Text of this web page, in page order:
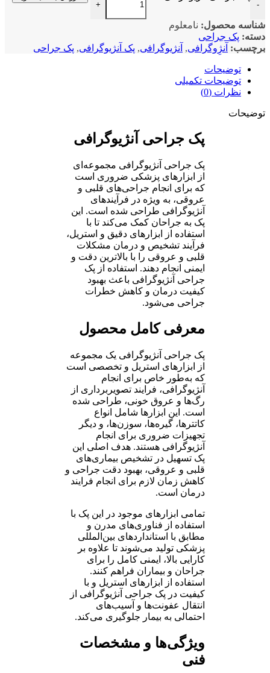
محصول:نامعلوم
پک جراحی
آنژِوگرافی آنژیوگرافی پک آنژیوگرافی پک جراحی
توضیحات
توضیحات تکمیلی
نظرات (0)
پک جراحی آنژیوگرافی
پک جراحی آنژیوگرافی مجموعه‌ای
از ابزارهای پزشکی ضروری است
که برای انجام جراحی‌های قلبی و
عروقی، به ویژه در فرآیندهای
آنژیوگرافی طراحی شده است. این
پک به جراحان کمک می‌کند تا با
استفاده از ابزارهای دقیق و استریل،
فرآیند تشخیص و درمان مشکلات
قلبی و عروقی را با بالاترین دقت و
ایمنی انجام دهند. استفاده از پک
جراحی آنژیوگرافی باعث بهبود
کیفیت درمان و کاهش خطرات
جراحی می‌شود.
معرفی کامل محصول
پک جراحی آنژیوگرافی یک مجموعه
از ابزارهای استریل و تخصصی است
که به‌طور خاص برای انجام
آنژیوگرافی، فرایند تصویربرداری از
رگ‌ها و عروق خونی، طراحی شده
است. این ابزارها شامل انواع
کاتترها، گیره‌ها، سوزن‌ها، و دیگر
تجهیزات ضروری برای انجام
آنژیوگرافی هستند. هدف اصلی این
پک تسهیل در تشخیص بیماری‌های
قلبی و عروقی، بهبود دقت جراحی و
کاهش زمان لازم برای انجام فرایند
درمان است.
تمامی ابزارهای موجود در این پک با
استفاده از فناوری‌های مدرن و
مطابق با استانداردهای بین‌المللی
پزشکی تولید می‌شوند تا علاوه بر
کارایی بالا، ایمنی کامل را برای
جراحان و بیماران فراهم کنند.
استفاده از ابزارهای استریل و با
کیفیت در پک جراحی آنژیوگرافی از
انتقال عفونت‌ها و آسیب‌های
احتمالی به بیمار جلوگیری می‌کند.
ویژگی‌ها و مشخصات
فنی